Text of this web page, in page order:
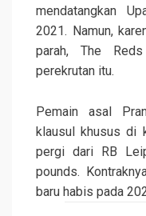
mendatangkan
2021. Namun,
parah, The
perekrutan itu.
Pemain asal
klausul khusus di
pergi dari RB
pounds.
baru habis pada